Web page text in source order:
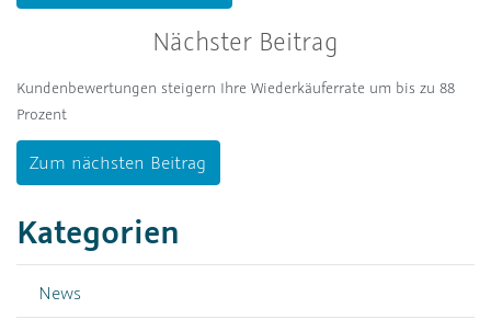
Nächster Beitrag
Kundenbewertungen steigern Ihre Wiederkäuferrate um bis zu 88
Prozent
Zum nächsten Beitrag
Kategorien
News